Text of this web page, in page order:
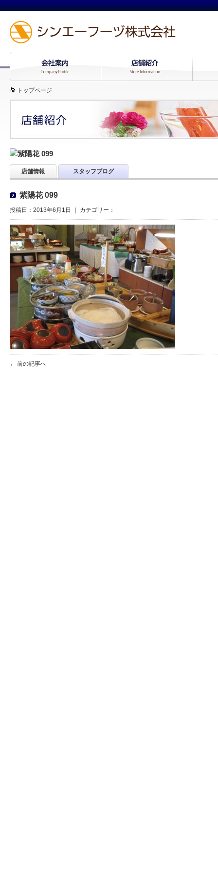
トップページ
店舗情報 スタッフブログ
紫陽花 099
投稿日：2013年6月1日 ｜ カテゴリー：
← 前の記事へ